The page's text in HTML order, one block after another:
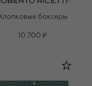
боксеры
10 700 ₽